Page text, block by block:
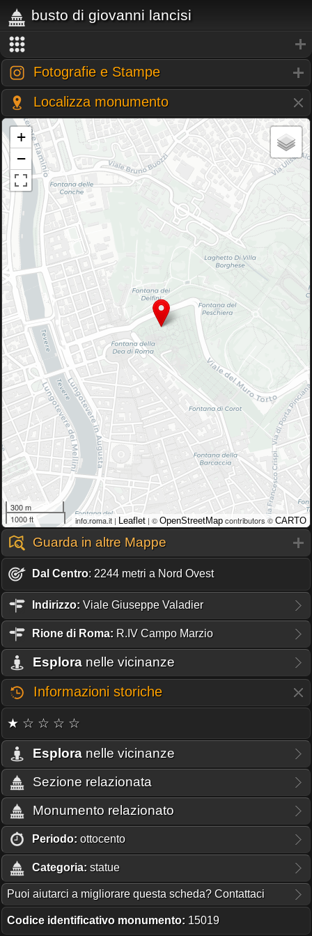
busto di giovanni lancisi
Fotografie e Stampe
Localizza monumento
+
−
300 m
1000 ft
info.roma.it | Leaflet | © OpenStreetMap contributors © CARTO
Guarda in altre Mappe
Dal Centro: 2244 metri a Nord Ovest
Indirizzo: Viale Giuseppe Valadier
Rione di Roma: R.IV Campo Marzio
Esplora nelle vicinanze
Informazioni storiche
★ ☆ ☆ ☆ ☆
Esplora nelle vicinanze
Sezione relazionata
Monumento relazionato
Periodo: ottocento
Categoria: statue
Puoi aiutarci a migliorare questa scheda? Contattaci
Codice identificativo monumento: 15019